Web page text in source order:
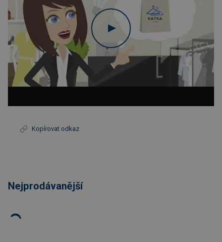
Kopírovat odkaz
Nejprodávanější